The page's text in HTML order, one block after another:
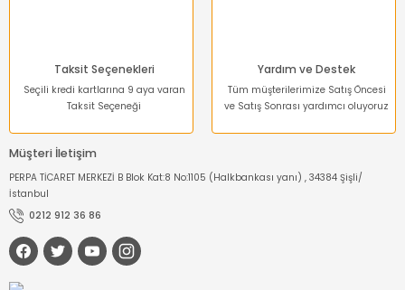
Taksit Seçenekleri
Seçili kredi kartlarına 9 aya varan
Taksit Seçeneği
Yardım ve Destek
Tüm müşterilerimize Satış Öncesi
ve Satış Sonrası yardımcı oluyoruz
Müşteri İletişim
PERPA TİCARET MERKEZİ B Blok Kat:8 No:1105 (Halkbankası yanı) , 34384 Şişli/
İstanbul
0212 912 36 86